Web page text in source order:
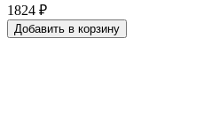
1824 ₽
Добавить в корзину